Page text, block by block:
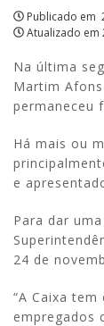
Publicado em
Atualizado em
Na última
Martim
permaneceu
Há mais ou
e
Para dar
24 de
“A Caixa
empregados